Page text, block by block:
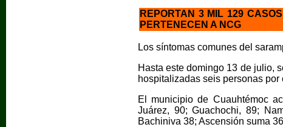
REPORTAN 3 MIL 129
PERTENECEN A NCG
Los síntomas comunes del
Hasta este domingo 13 de julio,
hospitalizadas seis personas
El municipio de Cuauhtémoc
Juárez, 90; Guachochi, 89;
Bachiniva 38; Ascensión suma